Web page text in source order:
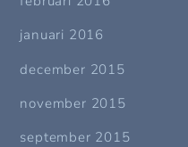
januari 2016
december 2015
november 2015
september 2015